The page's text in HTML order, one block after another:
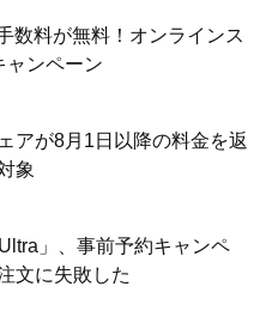
数料が無料！オンラインス
ャンペーン
アが8月1日以降の料金を返
象
」、事前予約キャンペ
文に失敗した